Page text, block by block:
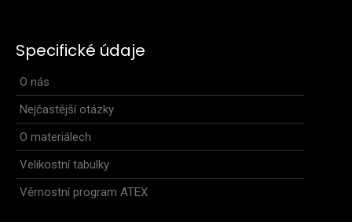
Specifické údaje
O nás
Nejčastější otázky
O materiálech
Velikostní tabulky
Věrnostní program ATEX